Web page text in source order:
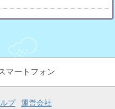
マートフォン
プ 運営会社